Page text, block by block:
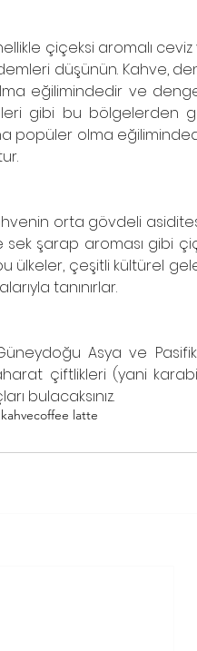
çiçeksi aromalı
düşünün. Kahve,
eğilimindedir ve
gibi bu bölgelerden
popüler olma
orta gövdeli
sek şarap aroması gibi
ülkeler, çeşitli kültürel
tanınırlar.
Asya ve
çiftlikleri (yani
bulacaksınız.
coffee latte